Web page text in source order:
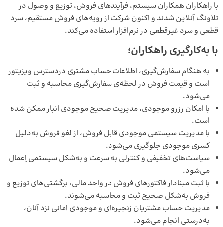
با راهکاران همکاران سیستم، فرآیندهای فروش، توزیع و وصول در
تلاونگ آنلاین شدند و اکنون شرکت از رویه‌های فروش مستقیم، سرد
قطعی و سرد غیرقطعی در نرم‌افزار استفاده می‌کند.
با به‌کارگیری راهکاران؛
به هنگام سفارش‌گیری، اطلاعات حساب مشتری دردسترس ویزیتور
است و قیمت فروش در لحظه‌ی سفارش‌گیری محاسبه و ثبت
می‌شود.
با امکان رزرو موجودی، مدیریت صحیح موجودی انبار ممکن شده
است.
با مدیریت سیستمی موجودی قابل فروش، از لغو فروش به‌دلیل
کسری موجودی جلوگیری می‌شود.
سیاست‌های تخفیفی و کنترلی به‌ سرعت و به‌شکل سیستمی اِعمال
می‌شود.
با ثبت مبنادار فاکتورهای فروش در واحد مالی، برگشتی‌های توزیع و
فروش به‌شکل صحیح ثبت و محاسبه می‌شوند.
مدیریت حساب مشتریان زنجیره‌ای و موجودی امانی نزد آنان،
به‌درستی انجام می‌شود.